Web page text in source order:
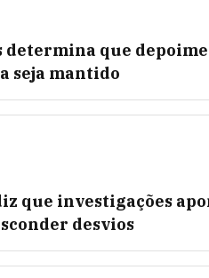
determina que
seja mantido
que investigações
desvios